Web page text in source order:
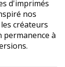
d'imprimés
nos
créateurs
permanence à